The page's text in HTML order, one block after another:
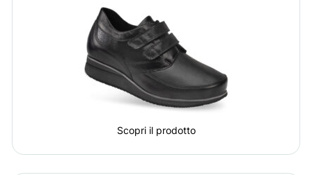
Scopri il prodotto